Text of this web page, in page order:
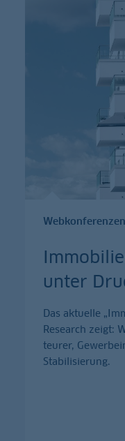
Webkonferenzen
unter
Das aktuelle
Research zeigt:
teurer,
Stabilisierung.